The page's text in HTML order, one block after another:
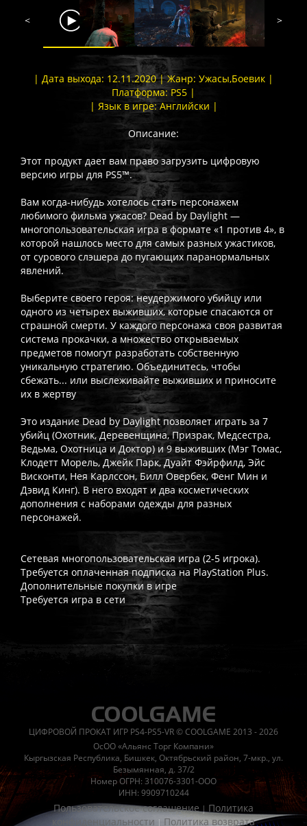
< >
| Дата выхода: 12.11.2020 | Жанр: Ужасы,Боевик |
Платформа: PS5 |
| Язык в игре: Английски |
Описание:
Этот продукт дает вам право загрузить цифровую
версию игры для PS5™.
Вам когда-нибудь хотелось стать персонажем
любимого фильма ужасов? Dead by Daylight —
многопользовательская игра в формате «1 против 4», в
которой нашлось место для самых разных ужастиков,
от сурового слэшера до пугающих паранормальных
явлений.
Выберите своего героя: неудержимого убийцу или
одного из четырех выживших, которые спасаются от
страшной смерти. У каждого персонажа своя развитая
система прокачки, а множество открываемых
предметов помогут разработать собственную
уникальную стратегию. Объединитесь, чтобы
сбежать... или выслеживайте выживших и приносите
их в жертву
Это издание Dead by Daylight позволяет играть за 7
убийц (Охотник, Деревенщина, Призрак, Медсестра,
Ведьма, Охотница и Доктор) и 9 выживших (Мэг Томас,
Клодетт Морель, Джейк Парк, Дуайт Фэйрфилд, Эйс
Висконти, Нея Карлссон, Билл Овербек, Фенг Мин и
Дэвид Кинг). В него входят и два косметических
дополнения с наборами одежды для разных
персонажей.
Сетевая многопользовательская игра (2-5 игрока).
Требуется оплаченная подписка на PlayStation Plus.
Дополнительные покупки в игре
Требуется игра в сети
Часто спрашивают
Работает ли русский язык? Если локализация игры для
Что если игра не запускается?Свяжитесь с нашей
Есть ли поддержка после покупки?Да, наша поддержка
ЦИФРОВОЙ ПРОКАТ ИГР PS4-PS5-VR © COOLGAME 2013 - 2026
ОсОО «Альянс Торг Компани»
Кыргызская Республика, Бишкек, Октябрьский район, 7-мкр., ул.
Безымянная, д. 37/2
Номер ОГРН: 310076-3301-ООО
ИНН: 9909710244
Пользовательское соглашение| Политика
конфиденциальности | Политика возврата